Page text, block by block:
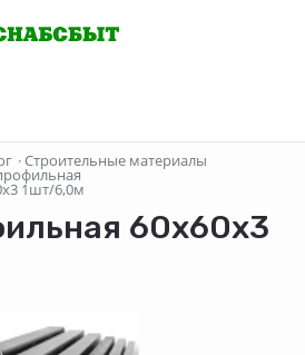
·Строительные материалы
1шт/6,0м
60х60х3